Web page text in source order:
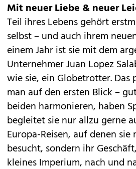
Mit neuer Liebe & neuer
Teil ihres Lebens gehört
selbst – und auch ihrem
einem Jahr ist sie mit dem
Unternehmer Juan Lopez
wie sie, ein Globetrotter. Das
man auf den ersten Blick –
beiden harmonieren, haben
begleitet sie nur allzu gerne
Europa-Reisen, auf denen
besucht, sondern ihr
kleines Imperium, nach und